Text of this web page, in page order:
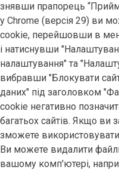
знявши прапорець
у Chrome (версія 29) ви
cookie, перейшовши в
і натиснувши
налаштування" та
вибравши "Блокувати
даних" під заголовком
cookie негативно
багатьох сайтів. Якщо ви
зможете
Ви можете видалити
вашому комп'ютері,